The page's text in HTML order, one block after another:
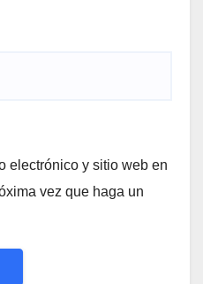
electrónico y sitio web en
vez que haga un